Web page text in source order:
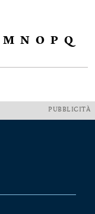
M N O P Q
PUBBLICITÀ